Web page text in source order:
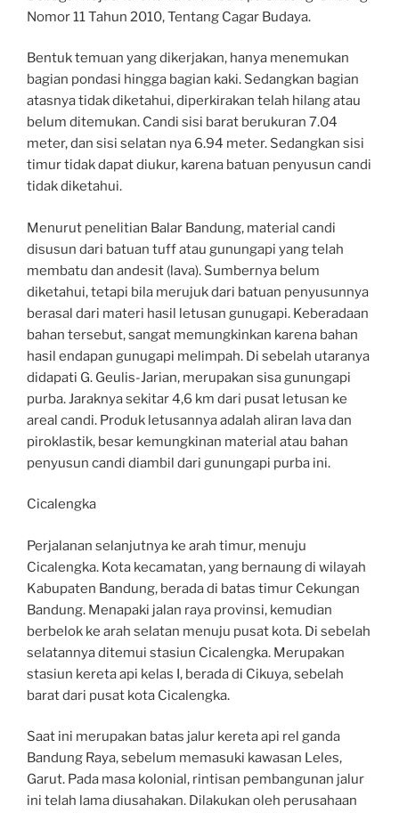
Nomor 11 Tahun 2010, Tentang Cagar Budaya.
Bentuk temuan yang dikerjakan, hanya menemukan
bagian pondasi hingga bagian kaki. Sedangkan bagian
atasnya tidak diketahui, diperkirakan telah hilang atau
belum ditemukan. Candi sisi barat berukuran 7.04
meter, dan sisi selatan nya 6.94 meter. Sedangkan sisi
timur tidak dapat diukur, karena batuan penyusun candi
tidak diketahui.
Menurut penelitian Balar Bandung, material candi
disusun dari batuan tuff atau gunungapi yang telah
membatu dan andesit (lava). Sumbernya belum
diketahui, tetapi bila merujuk dari batuan penyusunnya
berasal dari materi hasil letusan gunugapi. Keberadaan
bahan tersebut, sangat memungkinkan karena bahan
hasil endapan gunugapi melimpah. Di sebelah utaranya
didapati G. Geulis-Jarian, merupakan sisa gunungapi
purba. Jaraknya sekitar 4,6 km dari pusat letusan ke
areal candi. Produk letusannya adalah aliran lava dan
piroklastik, besar kemungkinan material atau bahan
penyusun candi diambil dari gunungapi purba ini.
Cicalengka
Perjalanan selanjutnya ke arah timur, menuju
Cicalengka. Kota kecamatan, yang bernaung di wilayah
Kabupaten Bandung, berada di batas timur Cekungan
Bandung. Menapaki jalan raya provinsi, kemudian
berbelok ke arah selatan menuju pusat kota. Di sebelah
selatannya ditemui stasiun Cicalengka. Merupakan
stasiun kereta api kelas I, berada di Cikuya, sebelah
barat dari pusat kota Cicalengka.
Saat ini merupakan batas jalur kereta api rel ganda
Bandung Raya, sebelum memasuki kawasan Leles,
Garut. Pada masa kolonial, rintisan pembangunan jalur
ini telah lama diusahakan. Dilakukan oleh perusahaan